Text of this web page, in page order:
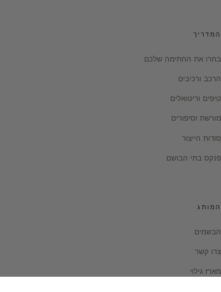
המדריך
בחרו את החתימה שלכם
הרכב ורכיבים
טיפים וריטואלים
מורשת וסיפורים
סודות הייצור
פנקס בתי הבושם
המותג
הבשמים
צרו קשר
מארז גילוי